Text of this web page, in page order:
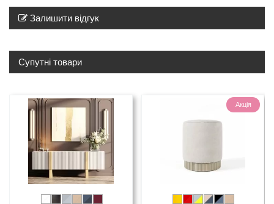
Залишити відгук
Супутні товари
Акція